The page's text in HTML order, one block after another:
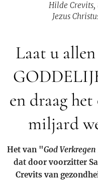
Hilde Crevits,
Jezus
Laat u
en draag
miljard
Het van "God
dat door voorzitter
Crevits van